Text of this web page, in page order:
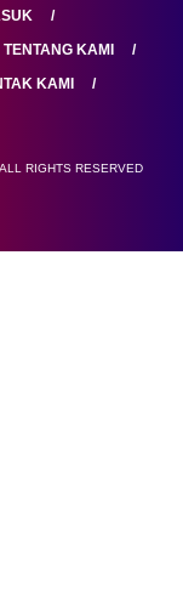
TENTANG KAMI
KAMI
RIGHTS RESERVED